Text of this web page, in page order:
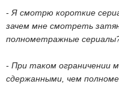
- Я смотрю короткие
зачем мне смотреть
полнометражные
- При таком ограничении
сдержанными, чем